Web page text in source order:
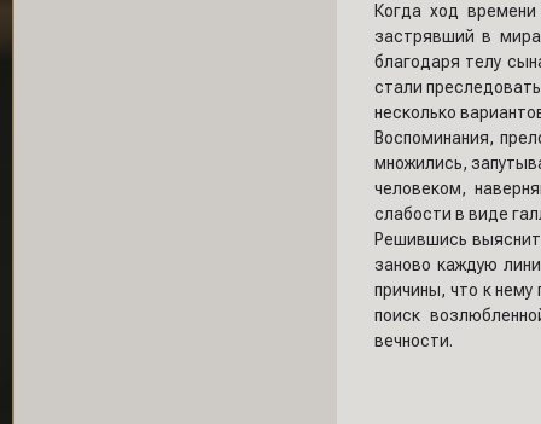
Когда ход
застрявший в
благодаря телу
стали
несколько
Воспоминания,
множились,
человеком,
слабости в виде
Решившись
заново каждую
причины, что к
поиск
вечности.